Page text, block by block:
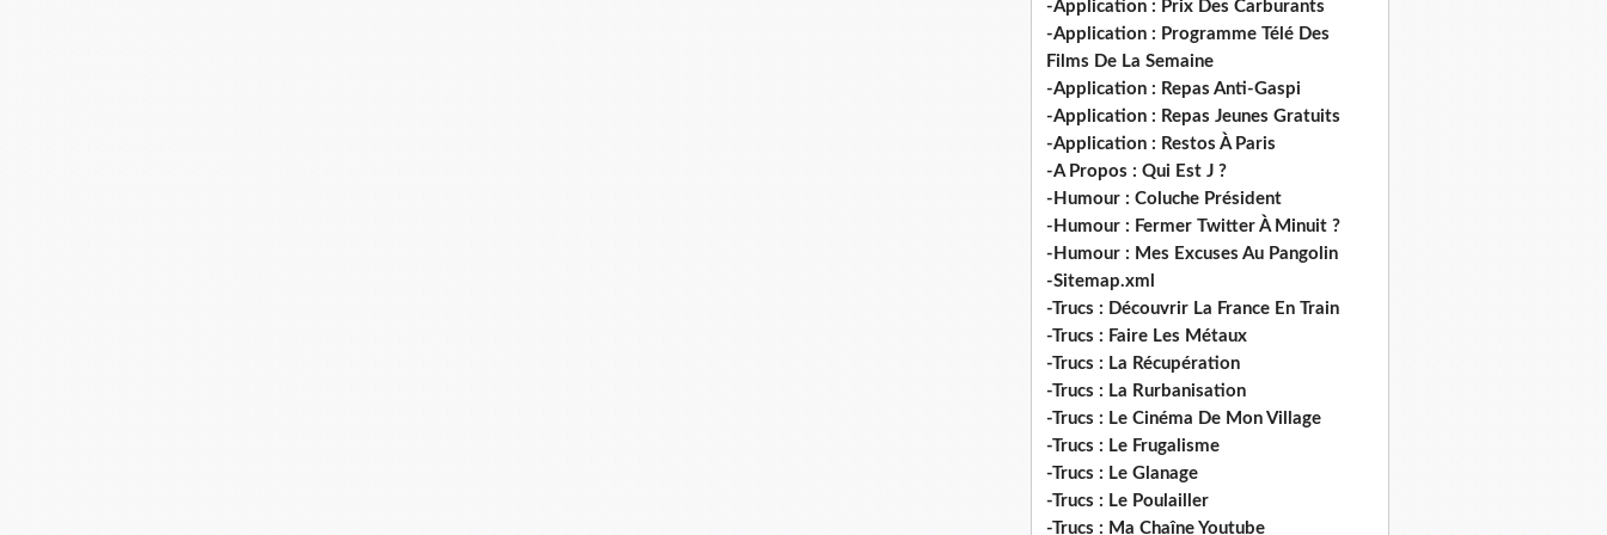
-Application : Prix Des Carburants
-Application : Programme Télé Des
Films De La Semaine
-Application : Repas Anti-Gaspi
-Application : Repas Jeunes Gratuits
-Application : Restos À Paris
-A Propos : Qui Est J ?
-Humour : Coluche Président
-Humour : Fermer Twitter À Minuit ?
-Humour : Mes Excuses Au Pangolin
-Sitemap.xml
-Trucs : Découvrir La France En Train
-Trucs : Faire Les Métaux
-Trucs : La Récupération
-Trucs : La Rurbanisation
-Trucs : Le Cinéma De Mon Village
-Trucs : Le Frugalisme
-Trucs : Le Glanage
-Trucs : Le Poulailler
-Trucs : Ma Chaîne Youtube